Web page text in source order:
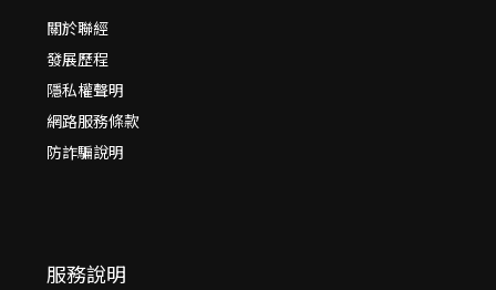
關於聯經
發展歷程
隱私權聲明
網路服務條款
防詐騙說明
服務說明